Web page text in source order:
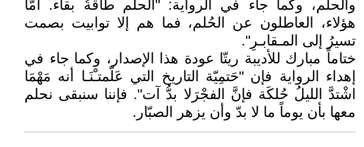
والحلم، وكما جاء في الرواية: "الحلم طُاقةُ بقاء. أمَّا
هؤلاء، العاطلون عن الحُلم، فما هم إلا توابيت بصمت
تسيرُ إلى المـقابـرِ".
ختاماً مبارك للأديبة ريتّا عودة هذا الإصدار، وكما جاء في
إهداء الرواية فإن "حَتمِيّة التاريخ التي عَلّمتـْنَـا أنه مَهْمَا
اشْتدَّ الليلُ حُلكَة فإنَّ الفجْرَلا بدُّ آت". فإننا سنبقى نحلم
معها بأن يوماً ما لا بدّ وأن يزهر الصبّار.